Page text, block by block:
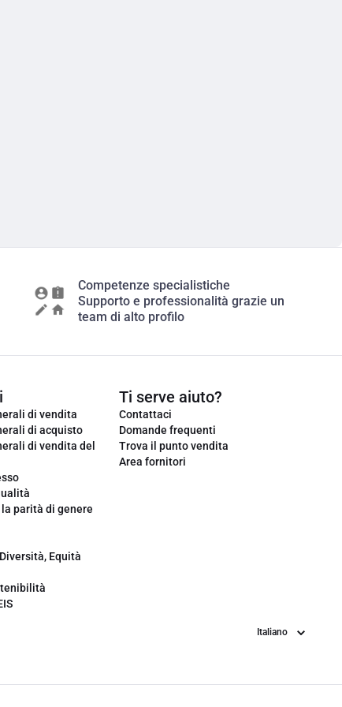
Competenze specialistiche
Supporto e professionalità grazie un
team di alto profilo
di vendita
di acquisto
di vendita del
parità di genere
Equità
Ti serve aiuto?
Contattaci
Domande frequenti
Trova il punto vendita
Area fornitori
Lingua